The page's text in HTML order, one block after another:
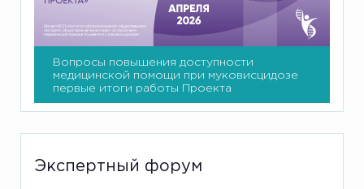
Вопросы повышения доступности
медицинской помощи при муковисцидозе
первые итоги работы Проекта
Экспертный форум